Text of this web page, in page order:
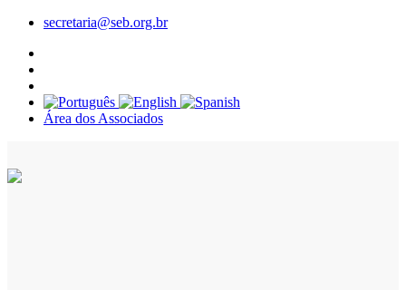
secretaria@seb.org.br
Área dos Associados